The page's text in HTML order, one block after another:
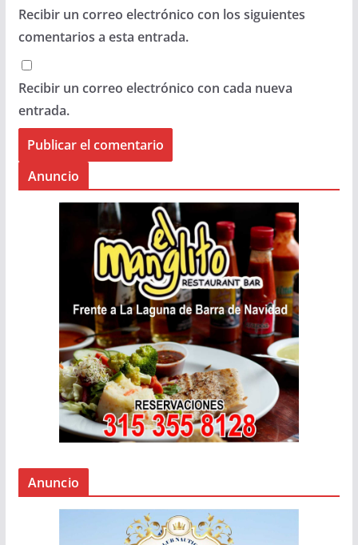
Recibir un correo electrónico con los siguientes
comentarios a esta entrada.
Recibir un correo electrónico con cada nueva
entrada.
Anuncio
Anuncio